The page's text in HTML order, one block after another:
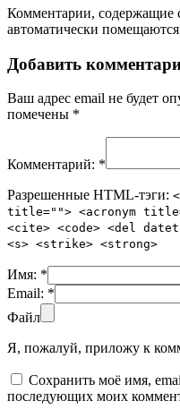
Комментарии, содержащие
автоматически помещаются
Добавить
Ваш адрес email не будет
помечены *
Комментарий: *
Разрешенные HTML-тэги:
title=""> <acronym
<cite> <code> <del
<s> <strike> <strong>
Имя: *
Email: *
Файл
Я, пожалуй, приложу к
Сохранить моё имя,
последующих моих